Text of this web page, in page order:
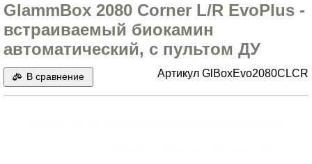
GlammBox 2080 Corner L/R EvoPlus -
встраиваемый биокамин
автоматический, с пультом ДУ
В сравнение Артикул GlBoxEvo2080CLCR